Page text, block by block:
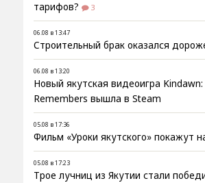
тарифов?
3
06.08 в 13:47
Строительный брак оказался
06.08 в 13:20
Новый якутская видеоигра
Remembers вышла в Steam
05.08 в 17:36
Фильм «Уроки якутского» покажут
05.08 в 17:23
Трое лучниц из Якутии стали